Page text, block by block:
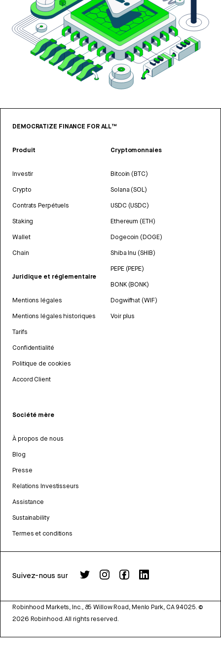
DEMOCRATIZE FINANCE FOR ALL™
Produit
Investir
Crypto
Contrats Perpétuels
Staking
Wallet
Chain
Juridique et réglementaire
Mentions légales
Mentions légales historiques
Tarifs
Confidentialité
Politique de cookies
Accord Client
Cryptomonnaies
Bitcoin (BTC)
Solana (SOL)
USDC (USDC)
Ethereum (ETH)
Dogecoin (DOGE)
Shiba Inu (SHIB)
PEPE (PEPE)
BONK (BONK)
Dogwifhat (WIF)
Voir plus
Société mère
À propos de nous
Blog
Presse
Relations Investisseurs
Assistance
Sustainability
Termes et conditions
Suivez-nous sur
Robinhood Markets, Inc., 85 Willow Road, Menlo Park, CA 94025. ©
2026 Robinhood. All rights reserved.